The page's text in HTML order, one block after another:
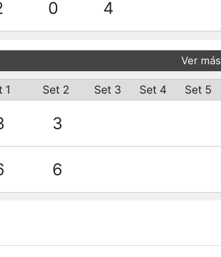
0 4
Ver más
1 Set 2 Set 3 Set 4 Set 5
3
6